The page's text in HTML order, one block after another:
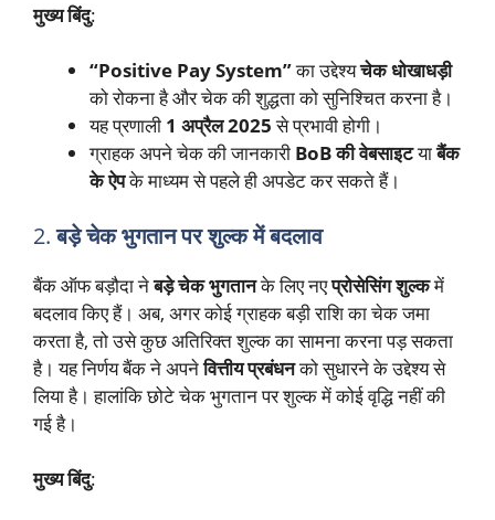
मुख्य बिंदु:
“Positive Pay System”का उद्देश्यचेक धोखाधड़ी
को रोकना है और चेक की शुद्धता को सुनिश्चित करना है।
यह प्रणाली 1 अप्रैल 2025से प्रभावी होगी।
ग्राहक अपने चेक की जानकारी BoB की वेबसाइटयाबैंक
के ऐपके माध्यम से पहले ही अपडेट कर सकते हैं।
2.बड़े चेक भुगतान पर शुल्क में बदलाव
बैंक ऑफ बड़ौदा नेबड़े चेक भुगतानके लिए नएप्रोसेसिंग शुल्कमें
बदलाव किए हैं। अब, अगर कोई ग्राहक बड़ी राशि का चेक जमा
करता है, तो उसे कुछ अतिरिक्त शुल्क का सामना करना पड़ सकता
है। यह निर्णय बैंक ने अपनेवित्तीय प्रबंधनको सुधारने के उद्देश्य से
लिया है। हालांकि छोटे चेक भुगतान पर शुल्क में कोई वृद्धि नहीं की
गई है।
मुख्य बिंदु: